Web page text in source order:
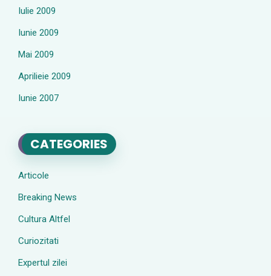
Iulie 2009
Iunie 2009
Mai 2009
Aprilieie 2009
Iunie 2007
CATEGORIES
Articole
Breaking News
Cultura Altfel
Curiozitati
Expertul zilei